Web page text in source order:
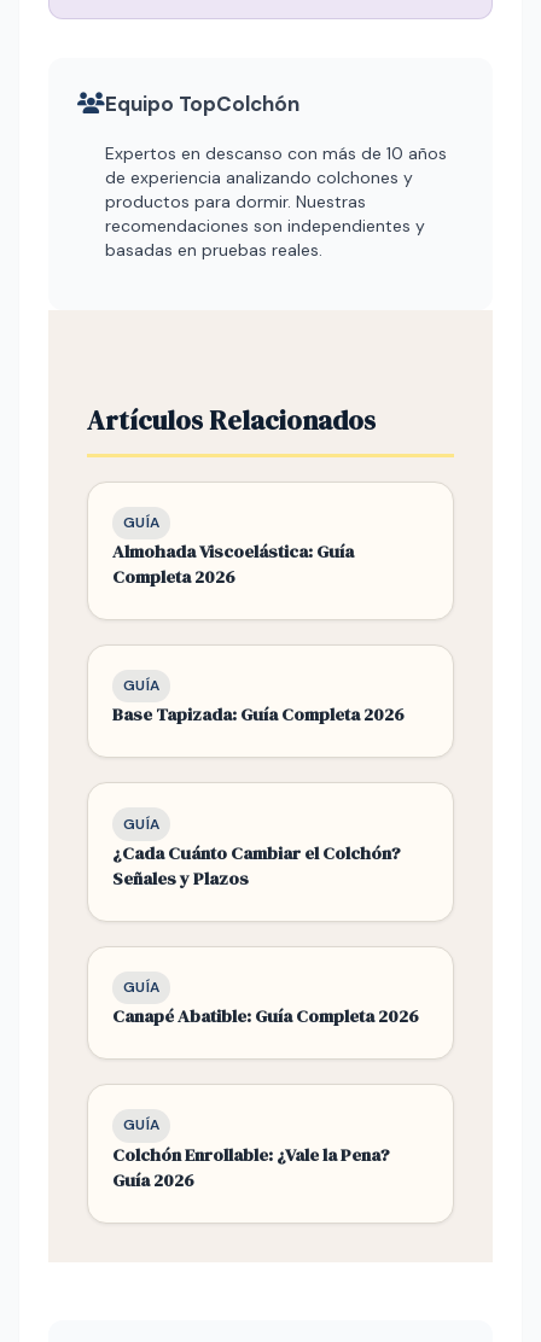
Equipo TopColchón
Expertos en descanso con más de 10 años
de experiencia analizando colchones y
productos para dormir. Nuestras
recomendaciones son independientes y
basadas en pruebas reales.
Artículos Relacionados
GUÍA
Almohada Viscoelástica: Guía
Completa 2026
GUÍA
Base Tapizada: Guía Completa 2026
GUÍA
¿Cada Cuánto Cambiar el Colchón?
Señales y Plazos
GUÍA
Canapé Abatible: Guía Completa 2026
GUÍA
Colchón Enrollable: ¿Vale la Pena?
Guía 2026